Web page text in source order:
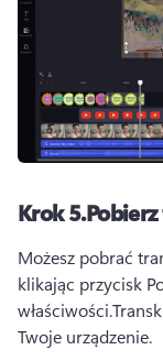
Krok 5.
Możesz pobrać
klikając przycisk
właściwości.
Twoje urządzenie.